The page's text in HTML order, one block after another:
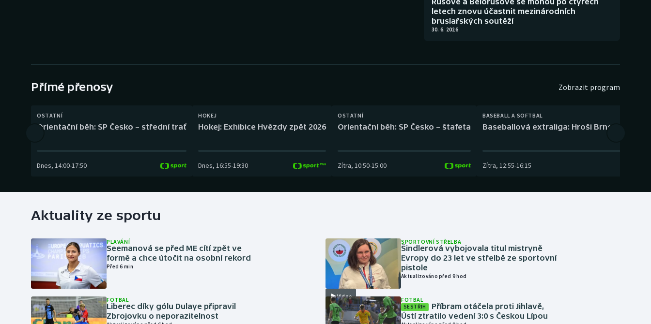
letech znovu účastnit mezinárodních
bruslařských soutěží
30. 6. 2026
Přímé přenosy Zobrazit program
OSTATNÍ
Orientační běh: SP Česko – střední trať
Dnes, 14:00-17:50
HOKEJ
Hokej: Exhibice Hvězdy zpět 2026
Dnes, 16:55-19:30
OSTATNÍ
Orientační běh: SP Česko – štafeta
Zítra, 10:50-15:00
BASEBALL A SOFTBAL
Baseballová extraliga: Hroši Brno – Eagles
Zítra, 12:55-16:15
Aktuality ze sportu
PLAVÁNÍ
Seemanová se před ME cítí zpět ve
formě a chce útočit na osobní rekord
Před 6 min
FOTBAL
Liberec díky gólu Dulaye připravil
Zbrojovku o neporazitelnost
Video
SPORTOVNÍ STŘELBA
Šindlerová vybojovala titul mistryně
Evropy do 23 let ve střelbě ze sportovní
pistole
Aktualizováno před 9 hod
FOTBAL
SESTŘIH
Příbram otáčela proti Jihlavě,
Ústí ztratilo vedení 3:0 s Českou Lípou